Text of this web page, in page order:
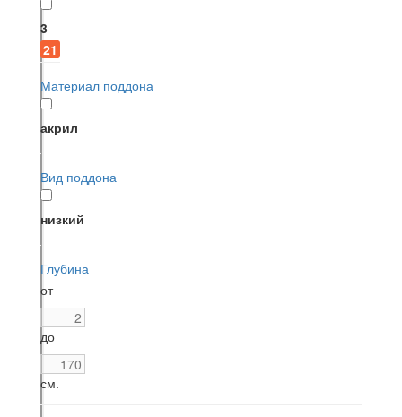
3
21
Материал поддона
акрил
Вид поддона
низкий
Глубина
от
до
см.